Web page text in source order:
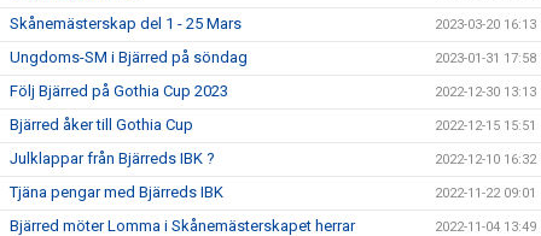
Skånemästerskap del 1 - 25 Mars 2023-03-20 16:13
Ungdoms-SM i Bjärred på söndag 2023-01-31 17:58
Följ Bjärred på Gothia Cup 2023 2022-12-30 13:13
Bjärred åker till Gothia Cup 2022-12-15 15:51
Julklappar från Bjärreds IBK ? 2022-12-10 16:32
Tjäna pengar med Bjärreds IBK 2022-11-22 09:01
Bjärred möter Lomma i Skånemästerskapet herrar 2022-11-04 13:49